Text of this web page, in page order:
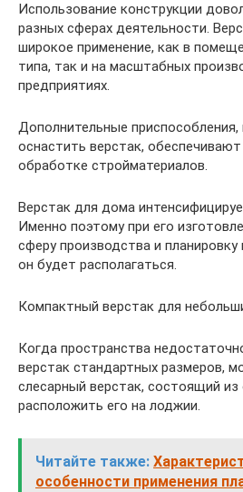
Использование конструкции
разных сферах деятельности.
широкое применение, как в
типа, так и на масштабных
предприятиях.
Дополнительные
оснастить верстак,
обработке стройматериалов.
Верстак для дома
Именно поэтому при его
сферу производства и
он будет располагаться.
Компактный верстак для
Когда пространства
верстак стандартных размеров,
слесарный верстак, состоящий
расположить его на лоджии.
Читайте также:
особенности применения